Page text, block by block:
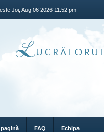
Joi, Aug 06 2026 11:52 pm
FAQ Echipa